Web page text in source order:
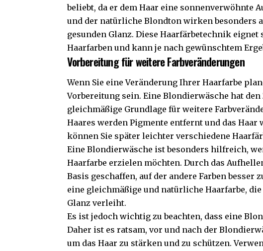
beliebt, da er dem Haar eine
und der natürliche Blondton wirken besonders
gesunden Glanz. Diese Haarfärbetechnik
Haarfarben und kann je nach gewünschtem
Vorbereitung für weitere Farbveränderungen
Wenn Sie eine Veränderung Ihrer Haarfarbe
Vorbereitung sein. Eine Blondierwäsche hat
gleichmäßige Grundlage für weitere
Haares werden Pigmente entfernt und das
können Sie später leichter verschiedene
Eine Blondierwäsche ist besonders hilfreich,
Haarfarbe erzielen möchten. Durch das
Basis geschaffen, auf der andere Farben
eine gleichmäßige und natürliche Haarfarbe,
Glanz verleiht.
Es ist jedoch wichtig zu beachten, dass eine
Daher ist es ratsam, vor und nach der
um das Haar zu stärken und zu schützen.